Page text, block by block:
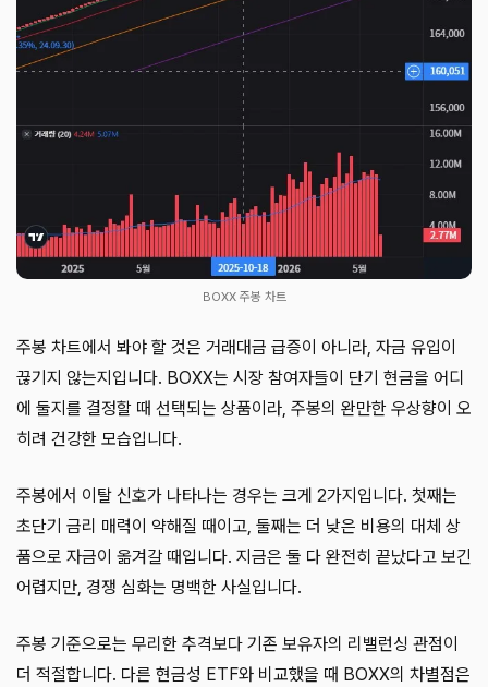
BOXX 주봉 차트
주봉 차트에서 봐야 할 것은 거래대금 급증이 아니라, 자금 유입이
끊기지 않는지입니다. BOXX는 시장 참여자들이 단기 현금을 어디
에 둘지를 결정할 때 선택되는 상품이라, 주봉의 완만한 우상향이 오
히려 건강한 모습입니다.
주봉에서 이탈 신호가 나타나는 경우는 크게 2가지입니다. 첫째는
초단기 금리 매력이 약해질 때이고, 둘째는 더 낮은 비용의 대체 상
품으로 자금이 옮겨갈 때입니다. 지금은 둘 다 완전히 끝났다고 보긴
어렵지만, 경쟁 심화는 명백한 사실입니다.
주봉 기준으로는 무리한 추격보다 기존 보유자의 리밸런싱 관점이
더 적절합니다. 다른 현금성 ETF와 비교했을 때 BOXX의 차별점은